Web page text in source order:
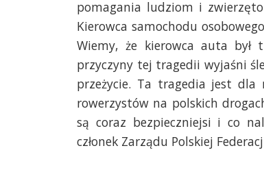
pomagania ludziom i
Kierowca samochodu
Wiemy, że kierowca auta był
przyczyny tej tragedii wyjaśni
przeżycie. Ta tragedia jest
rowerzystów na polskich
są coraz bezpieczniejsi i co
członek Zarządu Polskiej